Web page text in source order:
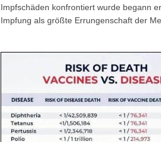
Impfschäden konfrontiert wurde begann
Impfung als größte Errungenschaft der